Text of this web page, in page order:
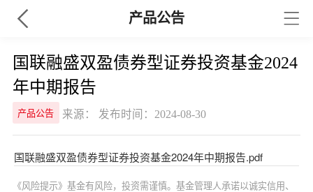
产品公告
国联融盛双盈债券型证券投资基金2024
年中期报告
产品公告 来源： 发布时间：2024-08-30
国联融盛双盈债券型证券投资基金2024年中期报告.pdf
《风险提示》基金有风险，投资需谨慎。基金管理人承诺以诚实信用、